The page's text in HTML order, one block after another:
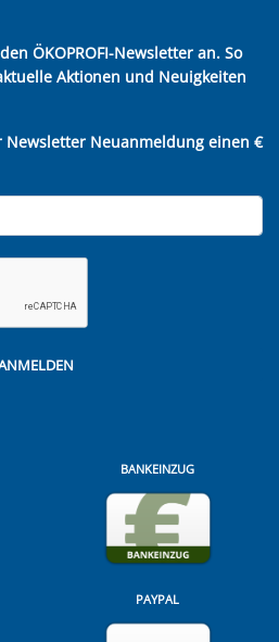
ÖKOPROFI-Newsletter an. So
Aktionen und Neuigkeiten
Newsletter Neuanmeldung einen €
BANKEINZUG
PAYPAL